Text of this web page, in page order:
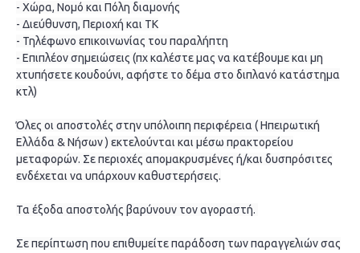
- Χώρα, Νομό και Πόλη διαμονής
- Διεύθυνση, Περιοχή και ΤΚ
- Τηλέφωνο επικοινωνίας του παραλήπτη
- Επιπλέον σημειώσεις (πχ καλέστε μας να κατέβουμε και μη
χτυπήσετε κουδούνι, αφήστε το δέμα στο διπλανό κατάστημα
κτλ)
Όλες οι αποστολές στην υπόλοιπη περιφέρεια ( Ηπειρωτική
Ελλάδα & Νήσων ) εκτελούνται και μέσω πρακτορείου
μεταφορών. Σε περιοχές απομακρυσμένες ή/και δυσπρόσιτες
ενδέχεται να υπάρχουν καθυστερήσεις.
Τα έξοδα αποστολής βαρύνουν τον αγοραστή.
Σε περίπτωση που επιθυμείτε παράδοση των παραγγελιών σας